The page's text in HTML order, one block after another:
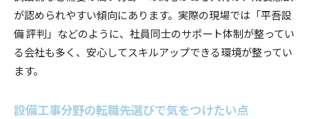
が認められやすい傾向にあります。実際の現場では「平吾設
備 評判」などのように、社員同士のサポート体制が整ってい
る会社も多く、安心してスキルアップできる環境が整ってい
ます。
設備工事分野の転職先選びで気をつけたい点